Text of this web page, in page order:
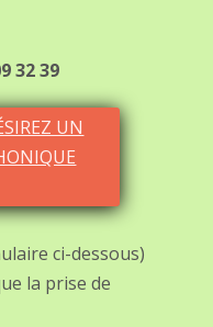
32 39
UN
ci-dessous)
la prise de